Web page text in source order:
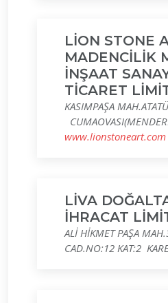
LİON STONE
MADENCİLİK
İNŞAAT
TİCARET
KASIMPAŞA
www.lionstoneart.com
LİVA
İHRACAT
ALİ HİKMET PAŞA
CAD.NO:12 KAT:2